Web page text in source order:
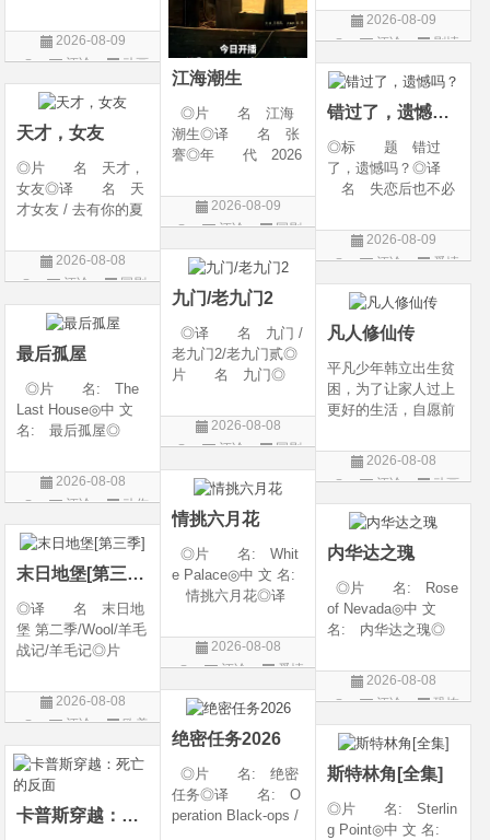
ne Calamities Burnin
g Heaven / Perfect
ribulations Incinerate
the H
2026-08-09
评论
动画
片
江海潮生
◎片 名 江海
潮生◎译 名 张
謇◎年 代 2026
陆◎类 别 传记
/ 历史 / 古装◎语
上映日期 2026-07-
20(中国大陆)◎
2026-08-09
评论
国剧
产 地 中国大陆
◎类 别 剧情◎
话◎上映日期 2026
-06-12(中国大陆)◎
2026-08-09
评论
剧情
片
错过了，遗憾吗？
◎标 题 错过
了，遗憾吗？◎译
名 失恋后也不必
rself◎年 代 20
26◎产 地 中国
剧 / 爱情◎语
言 汉语普通话◎上
映
2026-08-09
评论
爱情
片
天才，女友
◎片 名 天才，
女友◎译 名 天
才女友 / 去有你的夏
年 代 2026◎
产 地 中国大陆
爱情◎语 言 汉
语普通话◎上映日期
2026-08-08
评论
国剧
九门/老九门2
◎译 名 九门 /
老九门2/老九门贰◎
片 名 九门◎
产 地 中国大陆
◎类 别 剧情 /
言 汉语普通话◎上
映日期 2026-07
2026-08-08
评论
国剧
凡人修仙传
平凡少年韩立出生贫
困，为了让家人过上
更好的生活，自愿前
核，最终被墨大夫收
入门下。 墨大夫一
养、传授医术，让韩
立对他非常感激，但
随着一同入
2026-08-08
评论
动画
片
最后孤屋
◎片 名: The
Last House◎中 文
名: 最后孤屋◎
Eleven Eight One S
even◎年 代: 2
国 / 法国 / 美国◎
类 别: 动作 /
2026-08-08
评论
动作
片
情挑六月花
◎片 名: Whit
e Palace◎中 文 名:
情挑六月花◎译
道之恋 / 白色宫殿◎
年 代: 1990◎
类 别: 剧情 / 爱
情◎语
2026-08-08
评论
爱情
片
内华达之瑰
◎片 名: Rose
of Nevada◎中 文
名: 内华达之瑰◎
玫瑰 / 英伦转生号
(港) / 谜航(台)◎年
地: 英国◎类
别: 剧情 / 恐
2026-08-08
评论
恐怖
片
末日地堡[第三季]
◎译 名 末日地
堡 第二季/Wool/羊毛
战记/羊毛记◎片
◎年 代 2024◎
产 地 美国◎
幻 / 悬疑◎语
言 英语◎上映日
2026-08-08
评论
欧美
剧
绝密任务2026
◎片 名: 绝密
任务◎译 名: O
peration Black-ops /
斯特林角[全集]
◎片 名: Sterlin
g Point◎中 文 名:
卡普斯穿越：死亡的反面